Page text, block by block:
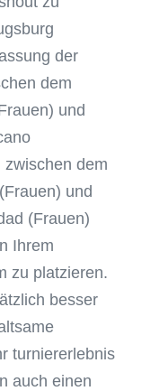
der
dem
und
dem
und
(Frauen)
Ihrem
zu platzieren.
besser
turniererlebnis
auch einen